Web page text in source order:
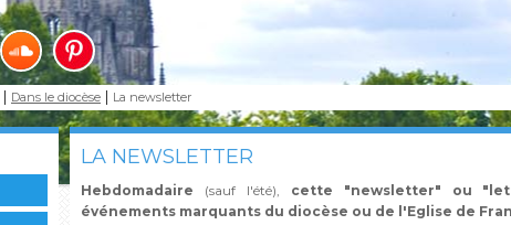
Dans le diocèse La newsletter
LA NEWSLETTER
Hebdomadaire (sauf l'été), cette "newsletter" ou
événements marquants du diocèse ou de l'Eglise de